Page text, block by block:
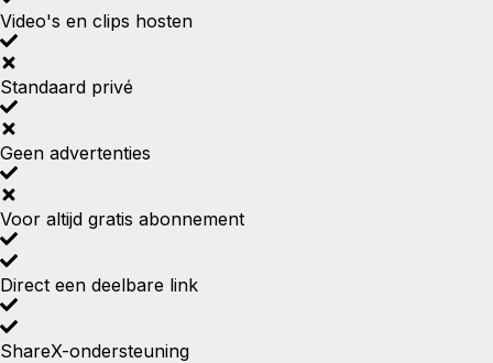
Video's en clips hosten
Standaard privé
Geen advertenties
Voor altijd gratis abonnement
Direct een deelbare link
ShareX-ondersteuning